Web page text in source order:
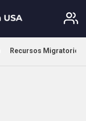
Recursos Migratorios